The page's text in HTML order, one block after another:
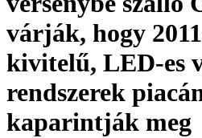
várják, hogy
kivitelű, LED-es
rendszerek
kaparintják meg